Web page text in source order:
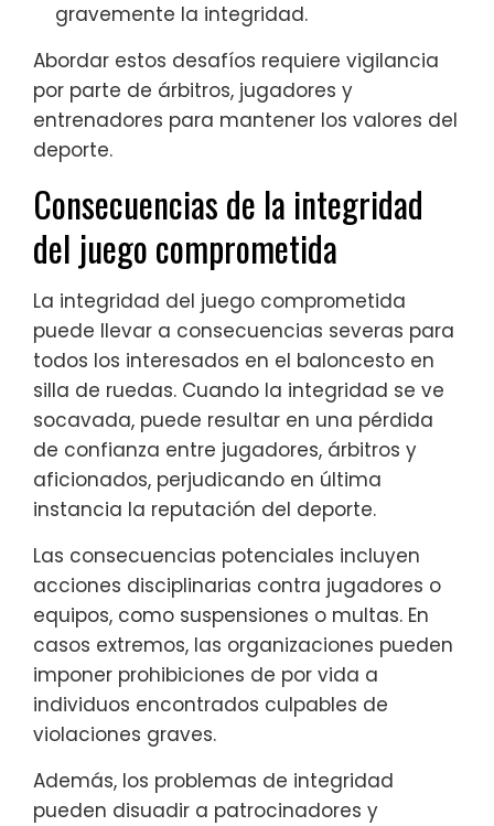
gravemente la integridad.
Abordar estos desafíos requiere vigilancia
por parte de árbitros, jugadores y
entrenadores para mantener los valores del
deporte.
Consecuencias de la integridad
del juego comprometida
La integridad del juego comprometida
puede llevar a consecuencias severas para
todos los interesados en el baloncesto en
silla de ruedas. Cuando la integridad se ve
socavada, puede resultar en una pérdida
de confianza entre jugadores, árbitros y
aficionados, perjudicando en última
instancia la reputación del deporte.
Las consecuencias potenciales incluyen
acciones disciplinarias contra jugadores o
equipos, como suspensiones o multas. En
casos extremos, las organizaciones pueden
imponer prohibiciones de por vida a
individuos encontrados culpables de
violaciones graves.
Además, los problemas de integridad
pueden disuadir a patrocinadores y